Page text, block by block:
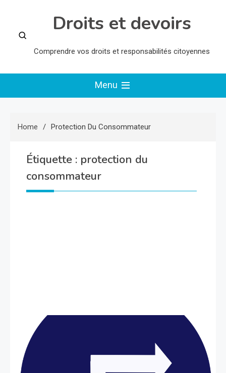
content
Droits et devoirs
Comprendre vos droits et responsabilités citoyennes
Menu
Home Protection Du Consommateur
Étiquette : protection du
consommateur